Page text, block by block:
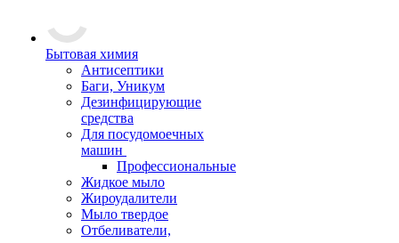
Бытовая химия
Антисептики
Баги, Уникум
Дезинфицирующие
средства
Для посудомоечных
машин
Профессиональные
Жидкое мыло
Жироудалители
Мыло твердое
Отбеливатели,